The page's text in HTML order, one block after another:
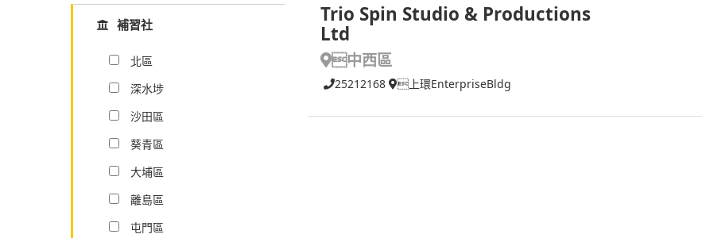
Trio Spin Studio & Productions
Ltd
中西區
25212168 上環EnterpriseBldg
補習社
北區
深水埗
沙田區
葵青區
大埔區
離島區
屯門區